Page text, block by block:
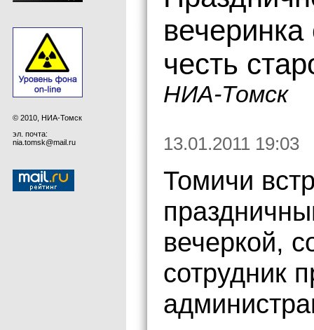
© 2010, НИА-Томск
эл. почта:
nia.tomsk@mail.ru
вечеринка
честь
НИА-Томск
13.01.2011 19:03
Томичи
вечеркой,
сотрудник